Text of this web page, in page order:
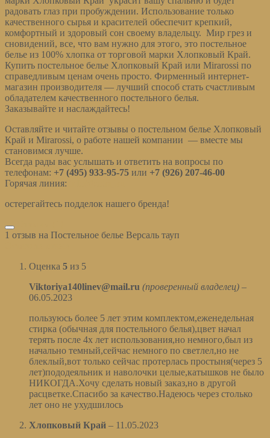
радовать глаз при пробуждении. Использование только
качественного сырья и красителей обеспечит крепкий,
комфортный и здоровый сон своему владельцу. Мир грез и
сновидений, все, что вам нужно для этого, это постельное
белье из 100% хлопка от торговой марки Хлопковый Край.
Купить постельное белье Хлопковый Край или Mirarossi по
справедливым ценам очень просто. Фирменный интернет-
магазин производителя — лучший способ стать счастливым
обладателем качественного постельного белья.
Заказывайте и наслаждайтесь!
Оставляйте и читайте отзывы о постельном белье Хлопковый
Край и Mirarossi, о работе нашей компании — вместе мы
становимся лучше.
Всегда рады вас услышать и ответить на вопросы по
телефонам: +7 (495) 933-95-75 или +7 (926) 207-46-00
Горячая линия:
остерегайтесь подделок нашего бренда!
1 отзыв на Постельное белье Версаль тауп
Оценка 5 из 5
Viktoriya140linev@mail.ru (проверенный владелец) –
06.05.2023
пользуюсь более 5 лет этим комплектом,еженедельная
стирка (обычная для постельного белья),цвет начал
терять после 4х лет использования,но немного,был из
начально темный,сейчас немного по светлел,но не
блеклый,вот только сейчас протерлась простыня(через 5
лет)пододеяльник и наволочки целые,катышков не было
НИКОГДА.Хочу сделать новый заказ,но в другой
расцветке.Спасибо за качество.Надеюсь через столько
лет оно не ухудшилось
Хлопковый Край – 11.05.2023